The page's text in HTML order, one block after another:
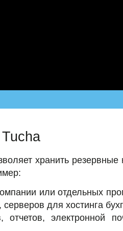
хранить
или отдельных
для хостинга
отчетов, электронной